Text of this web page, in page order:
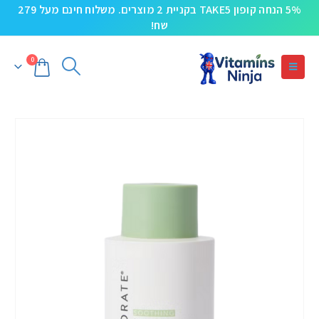
5% הנחה קופון TAKE5 בקניית 2 מוצרים. משלוח חינם מעל 279
שח!
0